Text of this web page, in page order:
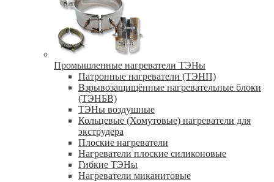
Промышленные нагреватели ТЭНы
Патронные нагреватели (ТЭНП)
Взрывозащищённые нагревательные блоки
(ТЭНБВ)
ТЭНы воздушные
Кольцевые (Хомутовые) нагреватели для
экструдера
Плоские нагреватели
Нагреватели плоские силиконовые
Гибкие ТЭНы
Нагреватели миканитовые